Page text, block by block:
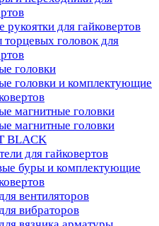
рукоятки для гайковертов
головок для
головки
головки и комплектующие
магнитные головки
магнитные головки
BLACK
для гайковертов
буры и комплектующие
вентиляторов
вибраторов